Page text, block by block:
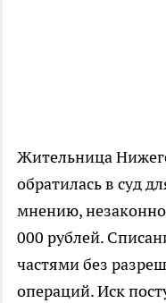
Жительница
обратилась в суд
мнению,
000 рублей.
частями без
операций. Иск